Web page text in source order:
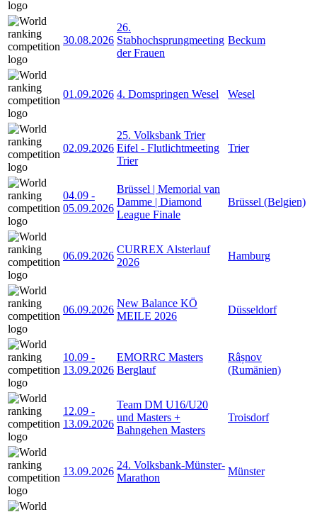
30.08.2026
26.
Stabhochsprungmeeting
der Frauen
Beckum
01.09.2026 4. Domspringen Wesel Wesel
02.09.2026
25. Volksbank Trier
Eifel - Flutlichtmeeting
Trier
Trier
04.09 -
05.09.2026
Brüssel | Memorial van
Damme | Diamond
League Finale
Brüssel (Belgien)
06.09.2026
CURREX Alsterlauf
2026
Hamburg
06.09.2026
New Balance KÖ
MEILE 2026
Düsseldorf
10.09 -
13.09.2026
EMORRC Masters
Berglauf
Râșnov
(Rumänien)
12.09 -
13.09.2026
Team DM U16/U20
und Masters +
Bahngehen Masters
Troisdorf
13.09.2026
24. Volksbank-Münster-
Marathon
Münster